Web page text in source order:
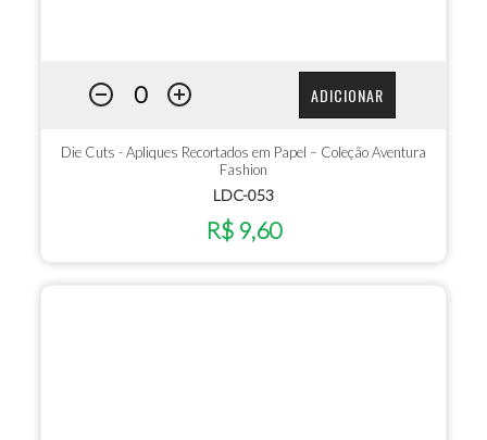
ADICIONAR
Die Cuts - Apliques Recortados em Papel – Coleção Aventura
Fashion
LDC-053
R$ 9,60